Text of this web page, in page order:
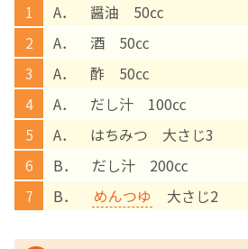
A． 醤油 50㏄
A． 酒 50㏄
A． 酢 50㏄
A． だし汁 100㏄
A． はちみつ 大さじ3
B． だし汁 200㏄
B．
めんつゆ 大さじ2